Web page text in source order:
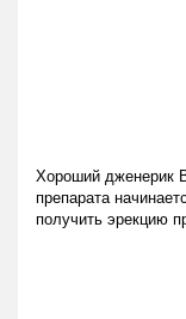
Хороший дженерик
препарата
получить эрекцию